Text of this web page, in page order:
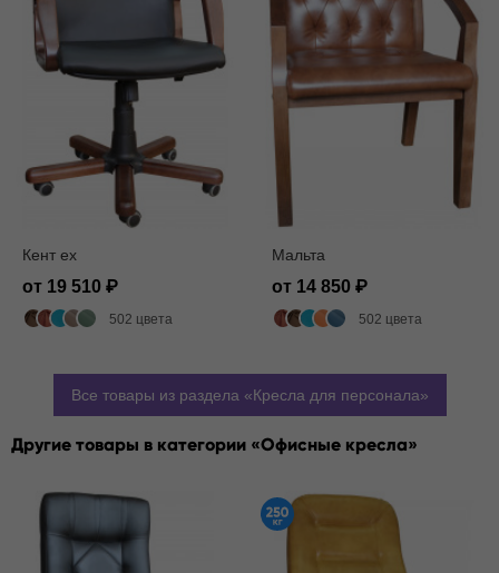
Кент ех
от 19 510
502 цвета
Мальта
от 14 850
502 цвета
Все товары из раздела Кресла для персонала
Другие товары в категории Офисные кресла